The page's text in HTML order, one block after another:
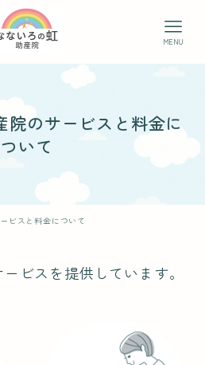
MENU
院のサービスと料金に
ついて
ビスと料金について
ビスを提供しています。